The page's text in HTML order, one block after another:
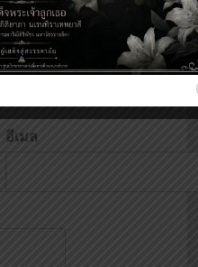
อีเมล